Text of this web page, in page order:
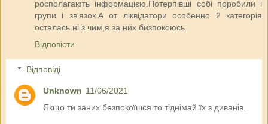
росполагають інформацією.Потерпівші собі поробили і
групи і зв'язок.А от ліквідатори особенно 2 категорія
осталась ні з чим,я за них бизпокоюсь.
Відповісти
Відповіді
Unknown 11/06/2021
Якщо ти заних безпокоїшся то тіднімай їх з диванів.